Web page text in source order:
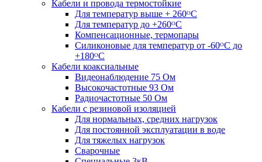
Кабели и провода термостойкие
Для температур выше + 260ᴼС
Для температур до +260ᴼС
Компенсационные, термопары
Силиконовые для температур от -60ᴼC до
+180ᴼС
Кабели коаксиальные
Видеонаблюдение 75 Ом
Высокочастотные 93 Ом
Радиочастотные 50 Ом
Кабели с резиновой изоляцией
Для нормальных, средних нагрузок
Для постоянной эксплуатации в воде
Для тяжелых нагрузок
Сварочные